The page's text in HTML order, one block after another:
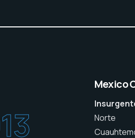
Mexico
Norte